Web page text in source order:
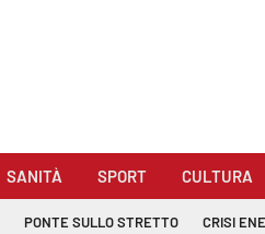
SANITÀ SPORT CULTURA
PONTE SULLO STRETTO CRISI